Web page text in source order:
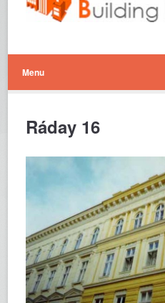
Menu
Ráday 16